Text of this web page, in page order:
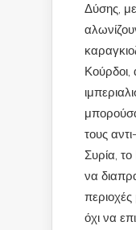
Δύσης, με
Κούρδοι,
τους
Συρία, το
να
όχι να